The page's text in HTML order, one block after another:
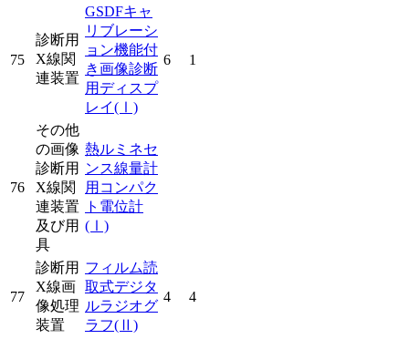
75
診断用
X線関
連装置
GSDFキャ
リブレーシ
ョン機能付
き画像診断
用ディスプ
レイ(Ⅰ)
6 1
76
その他
の画像
診断用
X線関
連装置
及び用
具
熱ルミネセ
ンス線量計
用コンパク
ト電位計
(Ⅰ)
77
診断用
X線画
像処理
装置
フィルム読
取式デジタ
ルラジオグ
ラフ(Ⅱ)
4 4